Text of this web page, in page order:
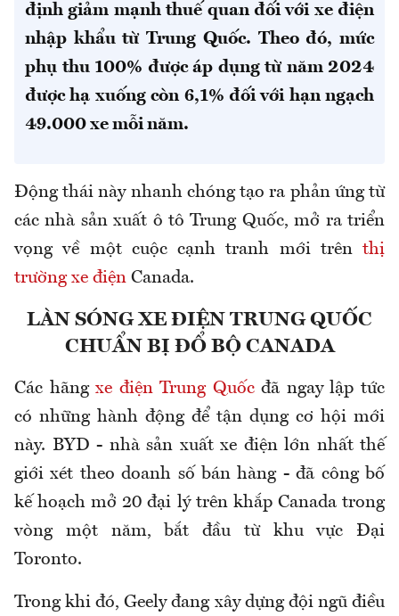
định giảm mạnh thuế quan đối với xe điện
nhập khẩu từ Trung Quốc. Theo đó, mức
phụ thu 100% được áp dụng từ năm 2024
được hạ xuống còn 6,1% đối với hạn ngạch
49.000 xe mỗi năm.
Động thái này nhanh chóng tạo ra phản ứng từ
các nhà sản xuất ô tô Trung Quốc, mở ra triển
vọng về một cuộc cạnh tranh mới trên thị
trường xe điện Canada.
LÀN SÓNG XE ĐIỆN TRUNG QUỐC
CHUẨN BỊ ĐỔ BỘ CANADA
Các hãngxe điện Trung Quốcđã ngay lập tức
có những hành động để tận dụng cơ hội mới
này. BYD - nhà sản xuất xe điện lớn nhất thế
giới xét theo doanh số bán hàng - đã công bố
kế hoạch mở 20 đại lý trên khắp Canada trong
vòng một năm, bắt đầu từ khu vực Đại
Toronto.
Trong khi đó, Geely đang xây dựng đội ngũ điều